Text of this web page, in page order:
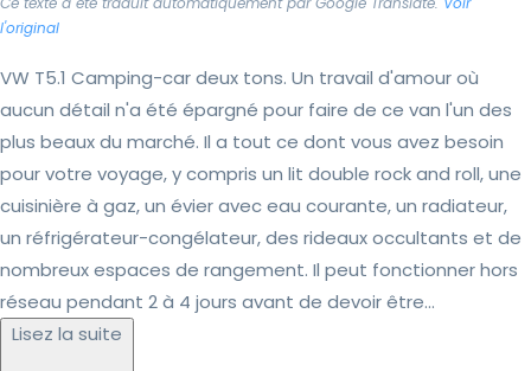
l'original
VW T5.1 Camping-car deux tons. Un travail d'amour où
aucun détail n'a été épargné pour faire de ce van l'un des
plus beaux du marché. Il a tout ce dont vous avez besoin
pour votre voyage, y compris un lit double rock and roll, une
cuisinière à gaz, un évier avec eau courante, un radiateur,
un réfrigérateur-congélateur, des rideaux occultants et de
nombreux espaces de rangement. Il peut fonctionner hors
réseau pendant 2 à 4 jours avant de devoir être...
Lisez la suite